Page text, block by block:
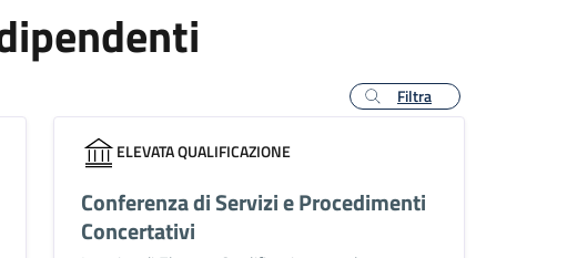
Filtra
ELEVATA QUALIFICAZIONE
Conferenza di Servizi e Procedimenti
Concertativi